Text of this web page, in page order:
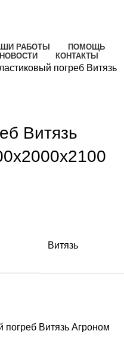
РАБОТЫ
ПОМОЩЬ
НОВОСТИ КОНТАКТЫ
погреб Витязь
Витязь
Витязь
погреб Витязь Агроном